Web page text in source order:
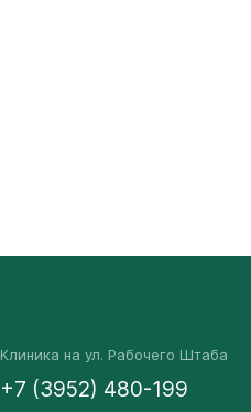
Клиника на ул. Рабочего Штаба
+7 (3952) 480-199